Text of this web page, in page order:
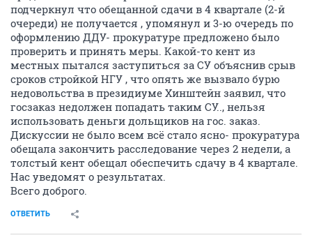
подчеркнул что обещанной сдачи в 4 квартале (2-й
очереди) не получается , упомянул и 3-ю очередь по
оформлению ДДУ- прокуратуре предложено было
проверить и принять меры. Какой-то кент из
местных пытался заступиться за СУ объяснив срыв
сроков стройкой НГУ , что опять же вызвало бурю
недовольства в президиуме Хинштейн заявил, что
госзаказ недолжен попадать таким СУ.., нельзя
использовать деньги дольщиков на гос. заказ.
Дискуссии не было всем всё стало ясно- прокуратура
обещала закончить расследование через 2 недели, а
толстый кент обещал обеспечить сдачу в 4 квартале.
Нас уведомят о результатах.
Всего доброго.
ОТВЕТИТЬ